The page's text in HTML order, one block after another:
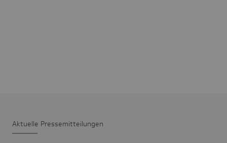
Aktu­elle Pres­se­mit­tei­lungen